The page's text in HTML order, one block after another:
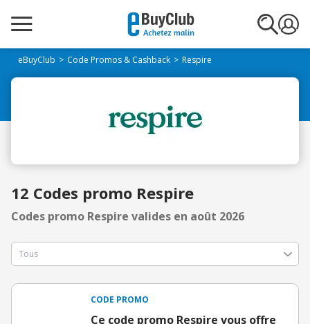
eBuyClub Code Promos & Cashback Respire
12 Codes promo Respire
Codes promo Respire valides en août 2026
CODE PROMO
Ce code promo Respire vous offre